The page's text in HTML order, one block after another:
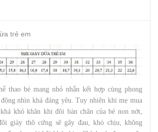
trẻ em
thao bé mang nhỏ nhắn kết hợp cùng phong
động nhìn khá đáng yêu. Tuy nhiên khi mẹ mua
khó khăn khi đôi bàn chân của bé non nớt,
giày thô cứng sẽ gây đau, khó chịu, không